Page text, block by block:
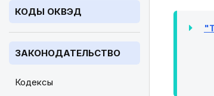
КОДЫ ОКВЭД
ЗАКОНОДАТЕЛЬСТВО
Кодексы